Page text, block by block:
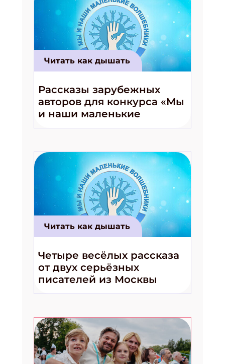
Читать как дышать
Рассказы зарубежных
авторов для конкурса «Мы
и наши маленькие
волшебники!»
Читать как дышать
Четыре весёлых рассказа
от двух серьёзных
писателей из Москвы